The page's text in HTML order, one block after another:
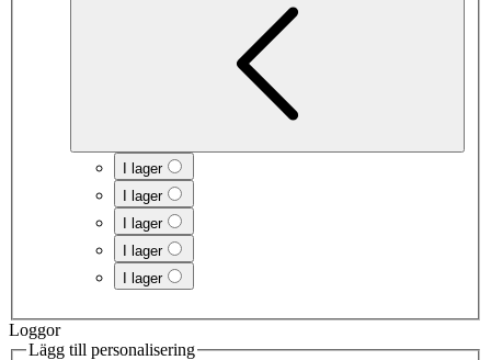
I lager
I lager
I lager
I lager
I lager
Loggor
Lägg till personalisering